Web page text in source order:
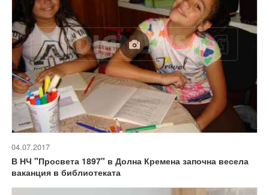
04.07.2017
В НЧ "Просвета 1897" в Долна Кремена започна весела
ваканция в библиотеката